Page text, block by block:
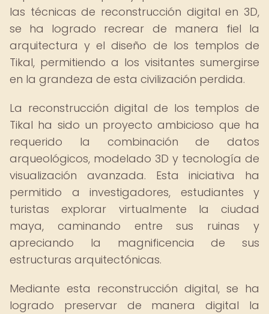
las técnicas de reconstrucción digital en 3D,
se ha logrado recrear de manera fiel la
arquitectura y el diseño de los templos de
Tikal, permitiendo a los visitantes sumergirse
en la grandeza de esta civilización perdida.
La reconstrucción digital de los templos de
Tikal ha sido un proyecto ambicioso que ha
requerido la combinación de datos
arqueológicos, modelado 3D y tecnología de
visualización avanzada. Esta iniciativa ha
permitido a investigadores, estudiantes y
turistas explorar virtualmente la ciudad
maya, caminando entre sus ruinas y
apreciando la magnificencia de sus
estructuras arquitectónicas.
Mediante esta reconstrucción digital, se ha
logrado preservar de manera digital la